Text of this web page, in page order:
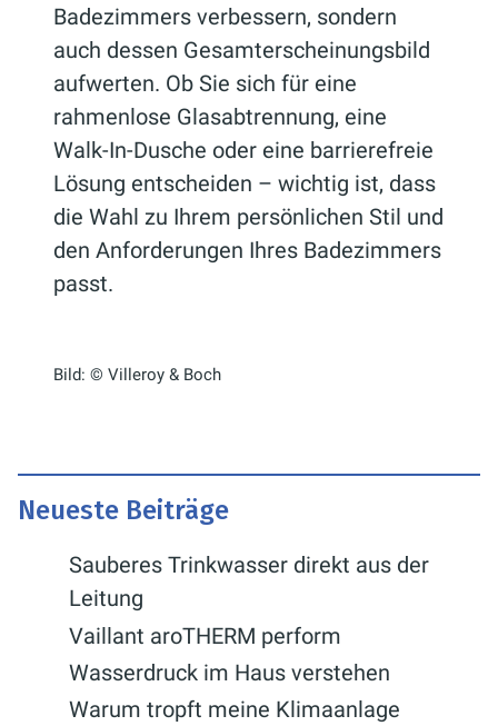
Badezimmers verbessern, sondern
auch dessen Gesamterscheinungsbild
aufwerten. Ob Sie sich für eine
rahmenlose Glasabtrennung, eine
Walk-In-Dusche oder eine barrierefreie
Lösung entscheiden – wichtig ist, dass
die Wahl zu Ihrem persönlichen Stil und
den Anforderungen Ihres Badezimmers
passt.
Bild: © Villeroy & Boch
Neueste Beiträge
Sauberes Trinkwasser direkt aus der
Leitung
Vaillant aroTHERM perform
Wasserdruck im Haus verstehen
Warum tropft meine Klimaanlage